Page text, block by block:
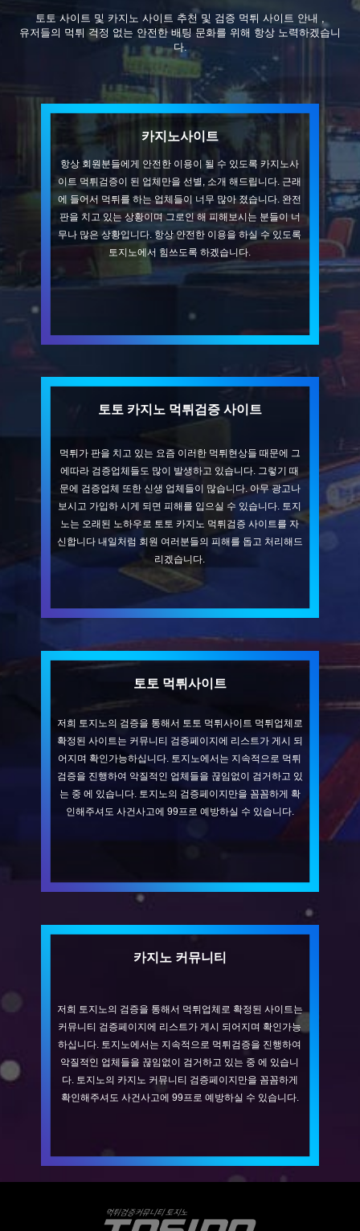
토토 사이트 및 카지노 사이트 추천 및 검증 먹튀 사이트 안내 ,
유저들의 먹튀 걱정 없는 안전한 배팅 문화를 위해 항상 노력하겠습니
다.
카지노사이트
항상 회원분들에게 안전한 이용이 될 수 있도록 카지노사
이트 먹튀검증이 된 업체만을 선별, 소개 해드립니다. 근래
에 들어서 먹튀를 하는 업체들이 너무 많아 졌습니다. 완전
판을 치고 있는 상황이며 그로인 해 피해보시는 분들이 너
무나 많은 상황입니다. 항상 안전한 이용을 하실 수 있도록
토지노에서 힘쓰도록 하겠습니다.
토토 카지노 먹튀검증 사이트
먹튀가 판을 치고 있는 요즘 이러한 먹튀현상들 때문에 그
에따라 검증업체들도 많이 발생하고 있습니다. 그렇기 때
문에 검증업체 또한 신생 업체들이 많습니다. 아무 광고나
보시고 가입하 시게 되면 피해를 입으실 수 있습니다. 토지
노는 오래된 노하우로 토토 카지노 먹튀검증 사이트를 자
신합니다 내일처럼 회원 여러분들의 피해를 돕고 처리해드
리겠습니다.
토토 먹튀사이트
저희 토지노의 검증을 통해서 토토 먹튀사이트 먹튀업체로
확정된 사이트는 커뮤니티 검증페이지에 리스트가 게시 되
어지며 확인가능하십니다. 토지노에서는 지속적으로 먹튀
검증을 진행하여 악질적인 업체들을 끊임없이 검거하고 있
는 중 에 있습니다. 토지노의 검증페이지만을 꼼꼼하게 확
인해주셔도 사건사고에 99프로 예방하실 수 있습니다.
카지노 커뮤니티
저희 토지노의 검증을 통해서 먹튀업체로 확정된 사이트는
커뮤니티 검증페이지에 리스트가 게시 되어지며 확인가능
하십니다. 토지노에서는 지속적으로 먹튀검증을 진행하여
악질적인 업체들을 끊임없이 검거하고 있는 중 에 있습니
다. 토지노의 카지노 커뮤니티 검증페이지만을 꼼꼼하게
확인해주셔도 사건사고에 99프로 예방하실 수 있습니다.